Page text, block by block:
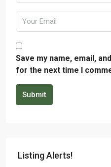
Save my name, email,
for the next time I
Submit
Listing Alerts!